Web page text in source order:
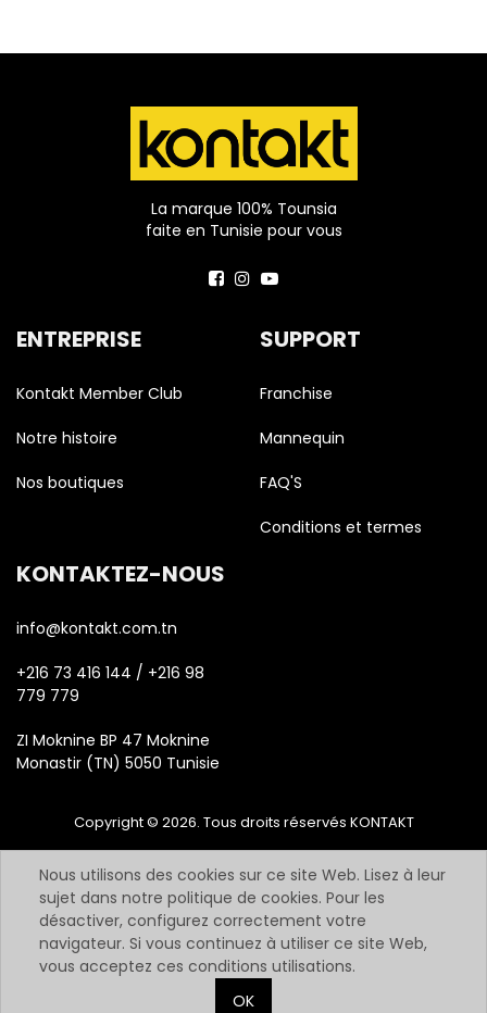
La marque 100% Tounsia
faite en Tunisie pour vous
ENTREPRISE
Kontakt Member Club
Notre histoire
Nos boutiques
SUPPORT
Franchise
Mannequin
FAQ'S
Conditions et termes
KONTAKTEZ-NOUS
info@kontakt.com.tn
+216 73 416 144 / +216 98
779 779
ZI Moknine BP 47 Moknine
Monastir (TN) 5050 Tunisie
Copyright © 2026. Tous droits réservés KONTAKT
Nous utilisons des cookies sur ce site Web. Lisez à leur
sujet dans notre politique de cookies. Pour les
désactiver, configurez correctement votre
navigateur. Si vous continuez à utiliser ce site Web,
vous acceptez ces conditions utilisations.
OK